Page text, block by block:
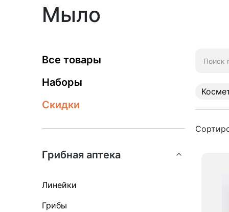
Мыло
Все товары
Наборы
Скидки
Грибная аптека
Линейки
Грибы